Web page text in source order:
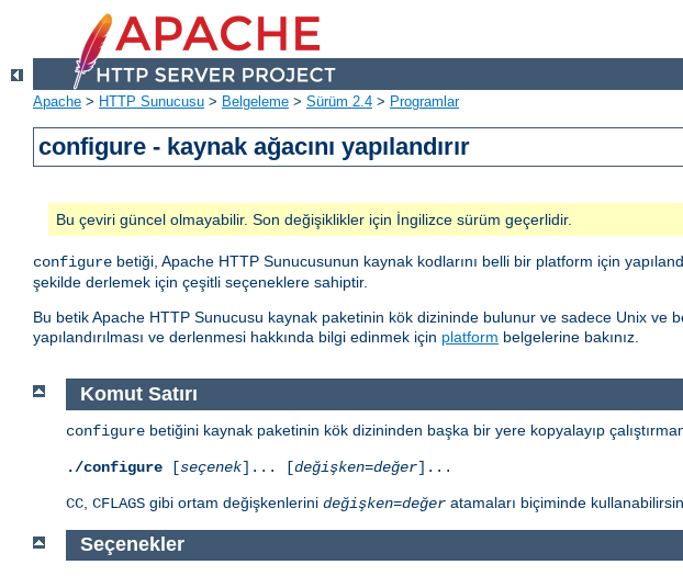
Apache > HTTP Sunucusu > Belgeleme > Sürüm 2.4 > Programlar
configure - kaynak ağacını yapılandırır
Bu çeviri güncel olmayabilir. Son değişiklikler için İngilizce sürüm geçerlidir.
configure betiği, Apache HTTP Sunucusunun kaynak kodlarını belli bir platform için
şekilde derlemek için çeşitli seçeneklere sahiptir.
Bu betik Apache HTTP Sunucusu kaynak paketinin kök dizininde bulunur ve sadece Unix ve
yapılandırılması ve derlenmesi hakkında bilgi edinmek için platform belgelerine bakınız.
Komut Satırı
configure betiğini kaynak paketinin kök dizininden başka bir yere kopyalayıp
./configure [seçenek]... [değişken=değer]...
CC CFLAGS gibi ortam değişkenlerini değişken=değer atamaları biçiminde
Seçenekler